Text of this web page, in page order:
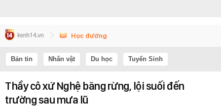
Học đường
Bản tin Nhân vật Du học Tuyển Sinh
Thầy cô xứ Nghệ băng rừng, lội suối đến
trường sau mưa lũ